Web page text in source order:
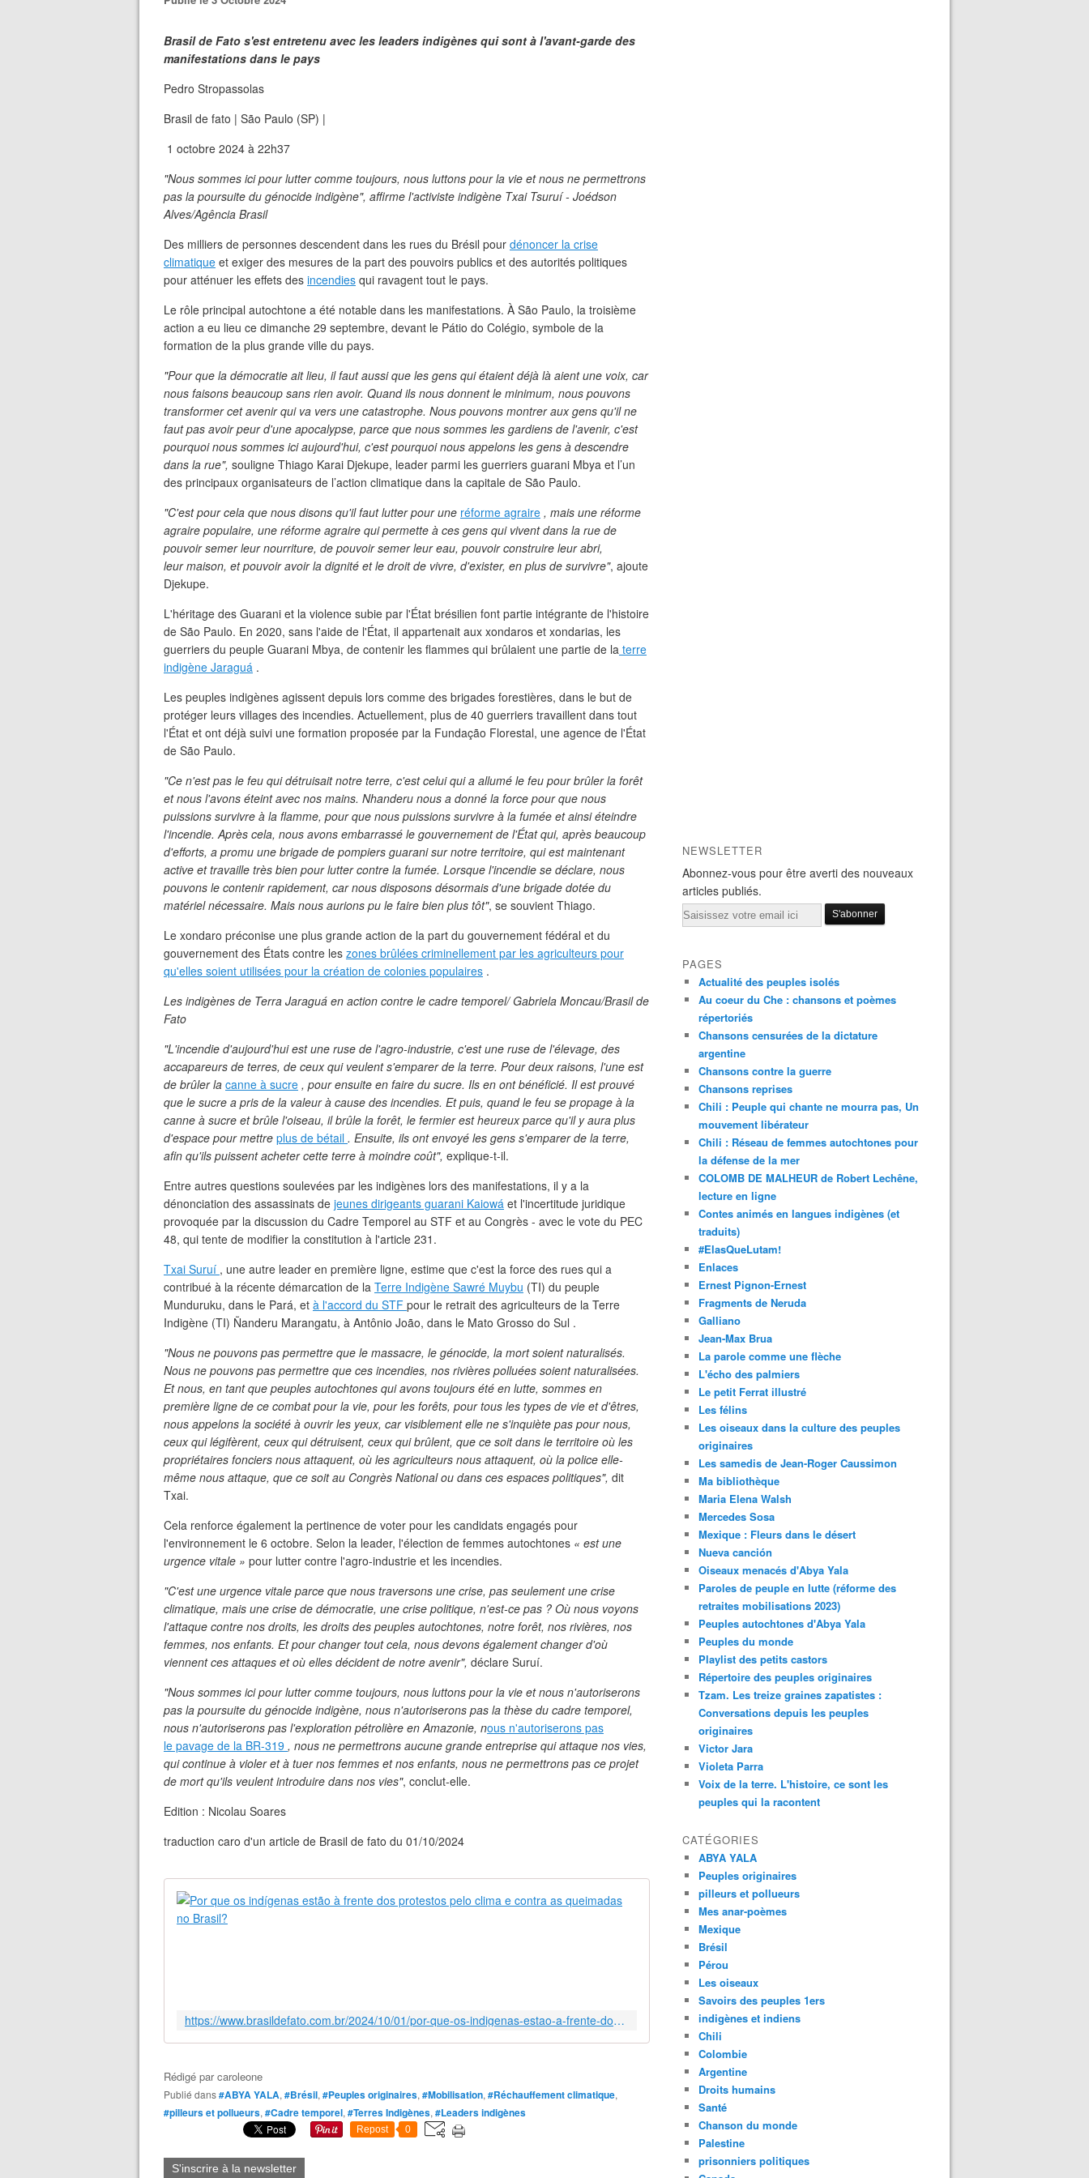
Brasil de Fato s'est entretenu avec les leaders indigènes qui sont à l'avant-garde des
manifestations dans le pays
Pedro Stropassolas
Brasil de fato | São Paulo (SP) |
1 octobre 2024 à 22h37
"Nous sommes ici pour lutter comme toujours, nous luttons pour la vie et nous ne permettrons
pas la poursuite du génocide indigène", affirme l'activiste indigène Txai Tsuruí - Joédson
Alves/Agência Brasil
Des milliers de personnes descendent dans les rues du Brésil pour dénoncer la crise
climatique et exiger des mesures de la part des pouvoirs publics et des autorités politiques
pour atténuer les effets des incendies qui ravagent tout le pays.
Le rôle principal autochtone a été notable dans les manifestations. À São Paulo, la troisième
action a eu lieu ce dimanche 29 septembre, devant le Pátio do Colégio, symbole de la
formation de la plus grande ville du pays.
"Pour que la démocratie ait lieu, il faut aussi que les gens qui étaient déjà là aient une voix, car
nous faisons beaucoup sans rien avoir. Quand ils nous donnent le minimum, nous pouvons
transformer cet avenir qui va vers une catastrophe. Nous pouvons montrer aux gens qu'il ne
faut pas avoir peur d'une apocalypse, parce que nous sommes les gardiens de l'avenir, c'est
pourquoi nous sommes ici aujourd'hui, c'est pourquoi nous appelons les gens à descendre
dans la rue", souligne Thiago Karai Djekupe, leader parmi les guerriers guarani Mbya et l’un
des principaux organisateurs de l’action climatique dans la capitale de São Paulo.
"C'est pour cela que nous disons qu'il faut lutter pour une réforme agraire , mais une réforme
agraire populaire, une réforme agraire qui permette à ces gens qui vivent dans la rue de
pouvoir semer leur nourriture, de pouvoir semer leur eau, pouvoir construire leur abri,
leur maison, et pouvoir avoir la dignité et le droit de vivre, d'exister, en plus de survivre", ajoute
Djekupe.
L'héritage des Guarani et la violence subie par l'État brésilien font partie intégrante de l'histoire
de São Paulo. En 2020, sans l'aide de l'État, il appartenait aux xondaros et xondarias, les
guerriers du peuple Guarani Mbya, de contenir les flammes qui brûlaient une partie de la terre
indigène Jaraguá .
Les peuples indigènes agissent depuis lors comme des brigades forestières, dans le but de
protéger leurs villages des incendies. Actuellement, plus de 40 guerriers travaillent dans tout
l'État et ont déjà suivi une formation proposée par la Fundação Florestal, une agence de l'État
de São Paulo.
"Ce n'est pas le feu qui détruisait notre terre, c'est celui qui a allumé le feu pour brûler la forêt
et nous l'avons éteint avec nos mains. Nhanderu nous a donné la force pour que nous
puissions survivre à la flamme, pour que nous puissions survivre à la fumée et ainsi éteindre
l'incendie. Après cela, nous avons embarrassé le gouvernement de l'État qui, après beaucoup
d'efforts, a promu une brigade de pompiers guarani sur notre territoire, qui est maintenant
active et travaille très bien pour lutter contre la fumée. Lorsque l'incendie se déclare, nous
pouvons le contenir rapidement, car nous disposons désormais d'une brigade dotée du
matériel nécessaire. Mais nous aurions pu le faire bien plus tôt", se souvient Thiago.
Le xondaro préconise une plus grande action de la part du gouvernement fédéral et du
gouvernement des États contre les zones brûlées criminellement par les agriculteurs pour
qu'elles soient utilisées pour la création de colonies populaires .
Les indigènes de Terra Jaraguá en action contre le cadre temporel/ Gabriela Moncau/Brasil de
Fato
"L'incendie d'aujourd'hui est une ruse de l'agro-industrie, c'est une ruse de l'élevage, des
accapareurs de terres, de ceux qui veulent s'emparer de la terre. Pour deux raisons, l'une est
de brûler la canne à sucre , pour ensuite en faire du sucre. Ils en ont bénéficié. Il est prouvé
que le sucre a pris de la valeur à cause des incendies. Et puis, quand le feu se propage à la
canne à sucre et brûle l'oiseau, il brûle la forêt, le fermier est heureux parce qu'il y aura plus
d'espace pour mettre plus de bétail . Ensuite, ils ont envoyé les gens s'emparer de la terre,
afin qu'ils puissent acheter cette terre à moindre coût", explique-t-il.
Entre autres questions soulevées par les indigènes lors des manifestations, il y a la
dénonciation des assassinats de jeunes dirigeants guarani Kaiowá et l'incertitude juridique
provoquée par la discussion du Cadre Temporel au STF et au Congrès - avec le vote du PEC
48, qui tente de modifier la constitution à l'article 231.
Txai Suruí , une autre leader en première ligne, estime que c'est la force des rues qui a
contribué à la récente démarcation de la Terre Indigène Sawré Muybu (TI) du peuple
Munduruku, dans le Pará, et à l'accord du STF pour le retrait des agriculteurs de la Terre
Indigène (TI) Ñanderu Marangatu, à Antônio João, dans le Mato Grosso do Sul .
"Nous ne pouvons pas permettre que le massacre, le génocide, la mort soient naturalisés.
Nous ne pouvons pas permettre que ces incendies, nos rivières polluées soient naturalisées.
Et nous, en tant que peuples autochtones qui avons toujours été en lutte, sommes en
première ligne de ce combat pour la vie, pour les forêts, pour tous les types de vie et d'êtres,
nous appelons la société à ouvrir les yeux, car visiblement elle ne s'inquiète pas pour nous,
ceux qui légifèrent, ceux qui détruisent, ceux qui brûlent, que ce soit dans le territoire où les
propriétaires fonciers nous attaquent, où les agriculteurs nous attaquent, où la police elle-
même nous attaque, que ce soit au Congrès National ou dans ces espaces politiques", dit
Txai.
Cela renforce également la pertinence de voter pour les candidats engagés pour
l'environnement le 6 octobre. Selon la leader, l'élection de femmes autochtones « est une
urgence vitale » pour lutter contre l'agro-industrie et les incendies.
"C'est une urgence vitale parce que nous traversons une crise, pas seulement une crise
climatique, mais une crise de démocratie, une crise politique, n'est-ce pas ? Où nous voyons
l'attaque contre nos droits, les droits des peuples autochtones, notre forêt, nos rivières, nos
femmes, nos enfants. Et pour changer tout cela, nous devons également changer d'où
viennent ces attaques et où elles décident de notre avenir", déclare Suruí.
"Nous sommes ici pour lutter comme toujours, nous luttons pour la vie et nous n'autoriserons
pas la poursuite du génocide indigène, nous n'autoriserons pas la thèse du cadre temporel,
nous n'autoriserons pas l'exploration pétrolière en Amazonie, nous n'autoriserons pas
le pavage de la BR-319 , nous ne permettrons aucune grande entreprise qui attaque nos vies,
qui continue à violer et à tuer nos femmes et nos enfants, nous ne permettrons pas ce projet
de mort qu'ils veulent introduire dans nos vies", conclut-elle.
Edition : Nicolau Soares
traduction caro d'un article de Brasil de fato du 01/10/2024
Por que os indígenas estão à frente dos protestos pelo clima e contra
a
https://www.brasildefato.com.br/2024/10/01/por-que-os-indigenas-estao-a-frente-dos-protestos-pelo-clima-e-contra-as-queimadas-no-brasil
Rédigé parcaroleone
Publié dans#ABYA YALA, #Brésil, #Peuples originaires, #Mobilisation, #Réchauffement climatique,
#pilleurs et pollueurs, #Cadre temporel, #Terres Indigènes, #Leaders indigènes
Repost 0
S'inscrire à la newsletter
NEWSLETTER
Abonnez-vous pour être averti des nouveaux
articles publiés.
Email
PAGES
Actualité des peuples isolés
Au coeur du Che : chansons et poèmes
répertoriés
Chansons censurées de la dictature
argentine
Chansons contre la guerre
Chansons reprises
Chili : Peuple qui chante ne mourra pas, Un
mouvement libérateur
Chili : Réseau de femmes autochtones pour
la défense de la mer
COLOMB DE MALHEUR de Robert Lechêne,
lecture en ligne
Contes animés en langues indigènes (et
traduits)
#ElasQueLutam!
Enlaces
Ernest Pignon-Ernest
Fragments de Neruda
Galliano
Jean-Max Brua
La parole comme une flèche
L'écho des palmiers
Le petit Ferrat illustré
Les félins
Les oiseaux dans la culture des peuples
originaires
Les samedis de Jean-Roger Caussimon
Ma bibliothèque
Maria Elena Walsh
Mercedes Sosa
Mexique : Fleurs dans le désert
Nueva canción
Oiseaux menacés d'Abya Yala
Paroles de peuple en lutte (réforme des
retraites mobilisations 2023)
Peuples autochtones d'Abya Yala
Peuples du monde
Playlist des petits castors
Répertoire des peuples originaires
Tzam. Les treize graines zapatistes :
Conversations depuis les peuples
originaires
Victor Jara
Violeta Parra
Voix de la terre. L'histoire, ce sont les
peuples qui la racontent
CATÉGORIES
ABYA YALA
Peuples originaires
pilleurs et pollueurs
Mes anar-poèmes
Mexique
Brésil
Pérou
Les oiseaux
Savoirs des peuples 1ers
indigènes et indiens
Chili
Colombie
Argentine
Droits humains
Santé
Chanson du monde
Palestine
prisonniers politiques